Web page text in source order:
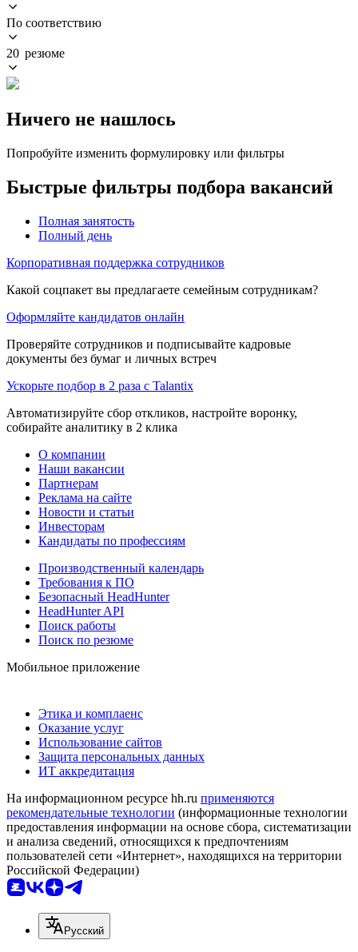
По соответствию
20 резюме
Ничего не нашлось
Попробуйте изменить формулировку или фильтры
Быстрые фильтры подбора вакансий
Полная занятость
Полный день
Корпоративная поддержка сотрудников
Какой соцпакет вы предлагаете семейным сотрудникам?
Оформляйте кандидатов онлайн
Проверяйте сотрудников и подписывайте кадровые
документы без бумаг и личных встреч
Ускорьте подбор в 2 раза с Talantix
Автоматизируйте сбор откликов, настройте воронку,
собирайте аналитику в 2 клика
О компании
Наши вакансии
Партнерам
Реклама на сайте
Новости и статьи
Инвесторам
Кандидаты по профессиям
Производственный календарь
Требования к ПО
Безопасный HeadHunter
HeadHunter API
Поиск работы
Поиск по резюме
Мобильное приложение
Этика и комплаенс
Оказание услуг
Использование сайтов
Защита персональных данных
ИТ аккредитация
На информационном ресурсе hh.ru применяются
рекомендательные технологии (информационные технологии
предоставления информации на основе сбора, систематизации
и анализа сведений, относящихся к предпочтениям
пользователей сети «Интернет», находящихся на территории
Российской Федерации)
Русский